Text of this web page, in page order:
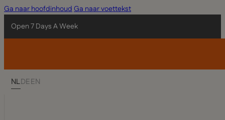
Ga naar hoofdinhoudGa naar voettekst
Open 7 Days A Week
NLDEEN